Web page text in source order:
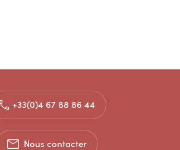
+33(0)4 67 88 86 44
Nous contacter